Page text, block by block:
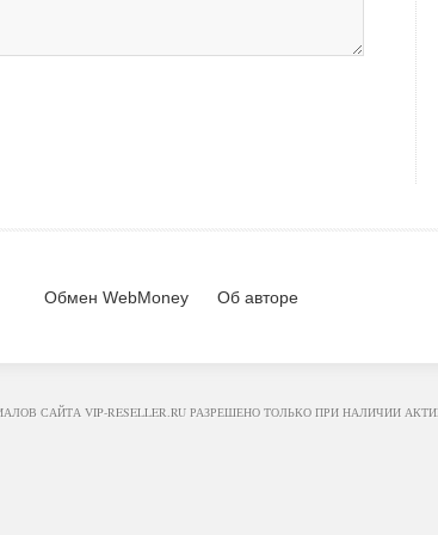
Обмен WebMoney Об авторе
САЙТА VIP-RESELLER.RUРАЗРЕШЕНО ТОЛЬКО ПРИ НАЛИЧИИ